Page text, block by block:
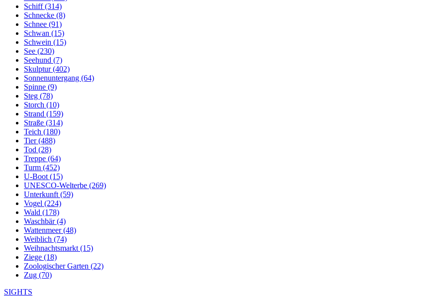
Schiff (314)
Schnecke (8)
Schnee (91)
Schwan (15)
Schwein (15)
See (230)
Seehund (7)
Skulptur (402)
Sonnenuntergang (64)
Spinne (9)
Steg (78)
Storch (10)
Strand (159)
Straße (314)
Teich (180)
Tier (488)
Tod (28)
Treppe (64)
Turm (452)
U-Boot (15)
UNESCO-Welterbe (269)
Unterkunft (59)
Vogel (224)
Wald (178)
Waschbär (4)
Wattenmeer (48)
Weiblich (74)
Weihnachtsmarkt (15)
Ziege (18)
Zoologischer Garten (22)
Zug (70)
SIGHTS